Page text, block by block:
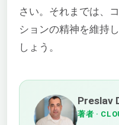
さい。それまでは、
ションの精神を維持
しょう。
Preslav
著者 ·